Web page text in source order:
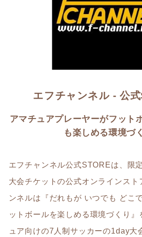
エフチャンネル - 公
アマチュアプレーヤーがフット
も楽しめる環境づ
エフチャンネル公式STOREは、限
大会チケットの公式オンラインスト
ンネルは『だれもが いつでも どこ
ットボールを楽しめる環境づくり』
ュア向けの7人制サッカーの1day大